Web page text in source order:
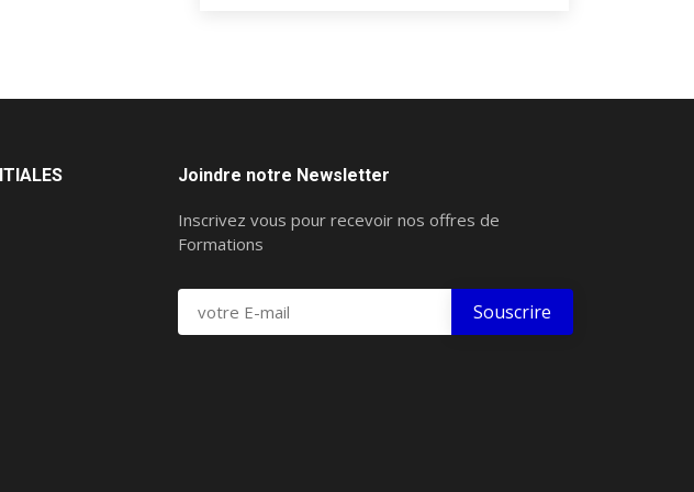
Joindre notre Newsletter
Inscrivez vous pour recevoir nos offres de
Formations